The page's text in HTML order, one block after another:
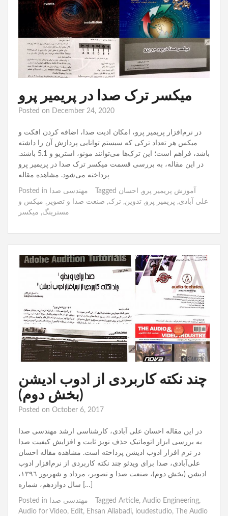
میکسر ترک صدا در پریمیر پرو
Posted on December 24, 2020
در نرم‌افزار پریمیر پرو، امکان ادیت صدا، اضافه کردن افکت و
میکس هر تعداد ترکی که سیستم توانایی پردازش آن را داشته
باشد، فراهم است؛ این ترک‌ها می‌توانند مونو، استریو و 5.1 باشند.
در این مقاله، به بررسی قسمت میکسر ترک صدا در پریمیر پرو
پرداخته می‌شود. مشاهده مقاله
Posted in مهندسی صدا Tagged آموزش پریمیر پرو,
احسان
علی آبادی, پریمیر پرو, تدوین, ترک, صنعت صدا و تصویر , میکس و
مسترینگ, میکسر
چند نکته کاربردی از ادوب ادیشن
(بخش دوم)
Posted on October 6, 2017
در این مقاله احسان علی آبادی، کارشناسی ارشد مهندسی صدا
به بررسی ابزار اتوماتیک حذف نویز ثابت و افزایش کیفیت صدا
در نرم افزار ادوب ادیشن پرداخته است. مشاهده مقاله احسان
علی‌آبادی، صدا برای ویدئو چند نکته کاربردی از نرم‌افزار ادوب
ادیشن (بخش دوم)، صنعت صدا و تصویر، مرداد و شهريور ١٣٩٦،
سال دوازدهم، شماره […]
Posted in مهندسی صدا Tagged Article, Audio Engineering,
Audio for Video, Edit, Ehsan Aliabadi, loudestudio,
The Audio